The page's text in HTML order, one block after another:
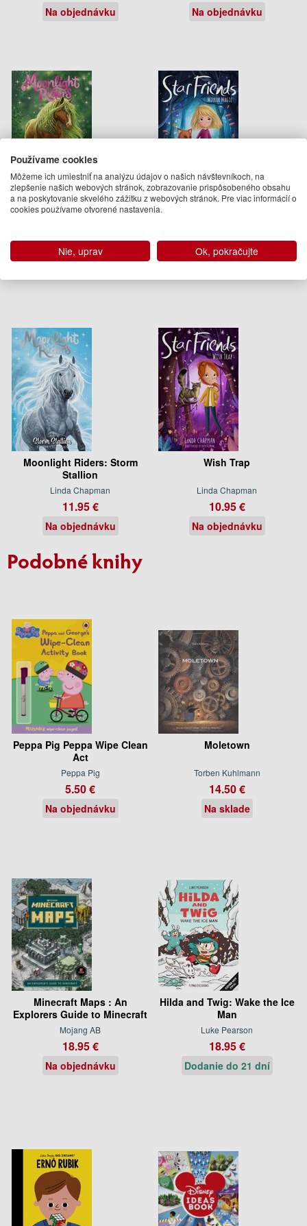
Na objednávku Na objednávku
Moonlight Riders: Petal Pony
11.95 €
Mirror Magic
9.95 €
Moonlight Riders: Storm
Stallion
Linda Chapman
11.95 €
Na objednávku
Wish Trap
Linda Chapman
10.95 €
Na objednávku
Podobné knihy
Peppa Pig Peppa Wipe Clean
Act
Peppa Pig
5.50 €
Na objednávku
Moletown
Torben Kuhlmann
14.50 €
Na sklade
Minecraft Maps : An
Explorers Guide to Minecraft
Mojang AB
18.95 €
Na objednávku
Hilda and Twig: Wake the Ice
Man
Luke Pearson
18.95 €
Dodanie do 21 dní
Používame cookies
Môžeme ich umiestniť na analýzu údajov o našich návštevníkoch, na
zlepšenie našich webových stránok, zobrazovanie prispôsobeného obsahu
a na poskytovanie skvelého zážitku z webových stránok. Pre viac informácií o
cookies používame otvorené nastavenia.
Nie, uprav Ok, pokračujte